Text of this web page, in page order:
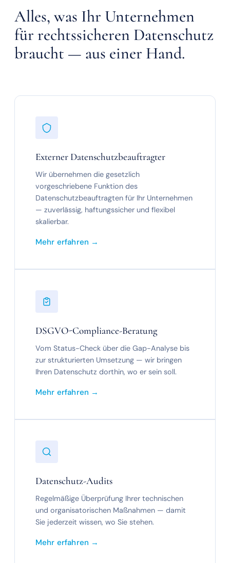
Alles, was Ihr Unternehmen
für rechtssicheren Datenschutz
braucht — aus einer Hand.
Externer Datenschutzbeauftragter
Wir übernehmen die gesetzlich
vorgeschriebene Funktion des
Datenschutzbeauftragten für Ihr Unternehmen
— zuverlässig, haftungssicher und flexibel
skalierbar.
Mehr erfahren →
DSGVO-Compliance-Beratung
Vom Status-Check über die Gap-Analyse bis
zur strukturierten Umsetzung — wir bringen
Ihren Datenschutz dorthin, wo er sein soll.
Mehr erfahren →
Datenschutz-Audits
Regelmäßige Überprüfung Ihrer technischen
und organisatorischen Maßnahmen — damit
Sie jederzeit wissen, wo Sie stehen.
Mehr erfahren →